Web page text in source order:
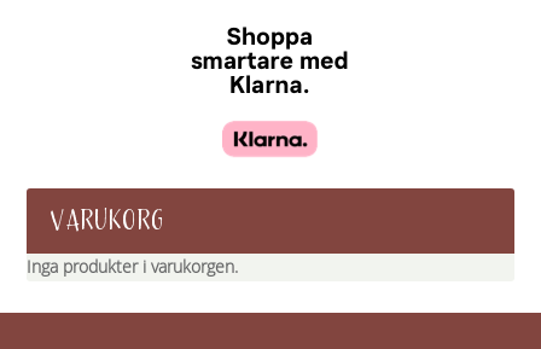
VARUKORG
Inga produkter i varukorgen.